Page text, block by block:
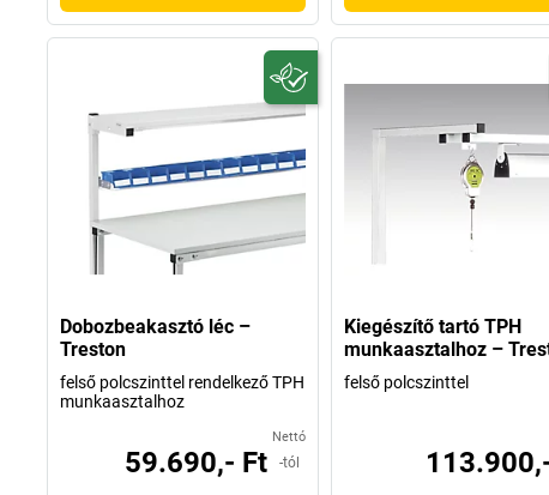
Dobozbeakasztó léc –
Treston
felső polcszinttel rendelkező TPH
munkaasztalhoz
Nettó
59.690,- Ft -tól
Kiegészítő tartó TPH
munkaasztalhoz –
felső polcszinttel